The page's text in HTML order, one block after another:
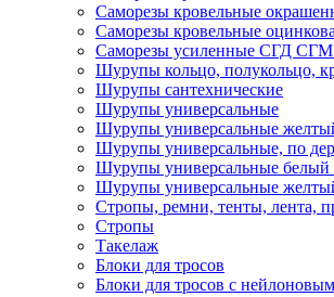
Саморезы кровельные
Саморезы кровельные
Саморезы усиленные СГД
Шурупы кольцо, полукольцо,
Шурупы сантехнические
Шурупы универсальные
Шурупы универсальные
Шурупы универсальные, по
Шурупы универсальные белый
Шурупы универсальные
Стропы, ремни, тенты, лента,
Стропы
Такелаж
Блоки для тросов
Блоки для тросов с